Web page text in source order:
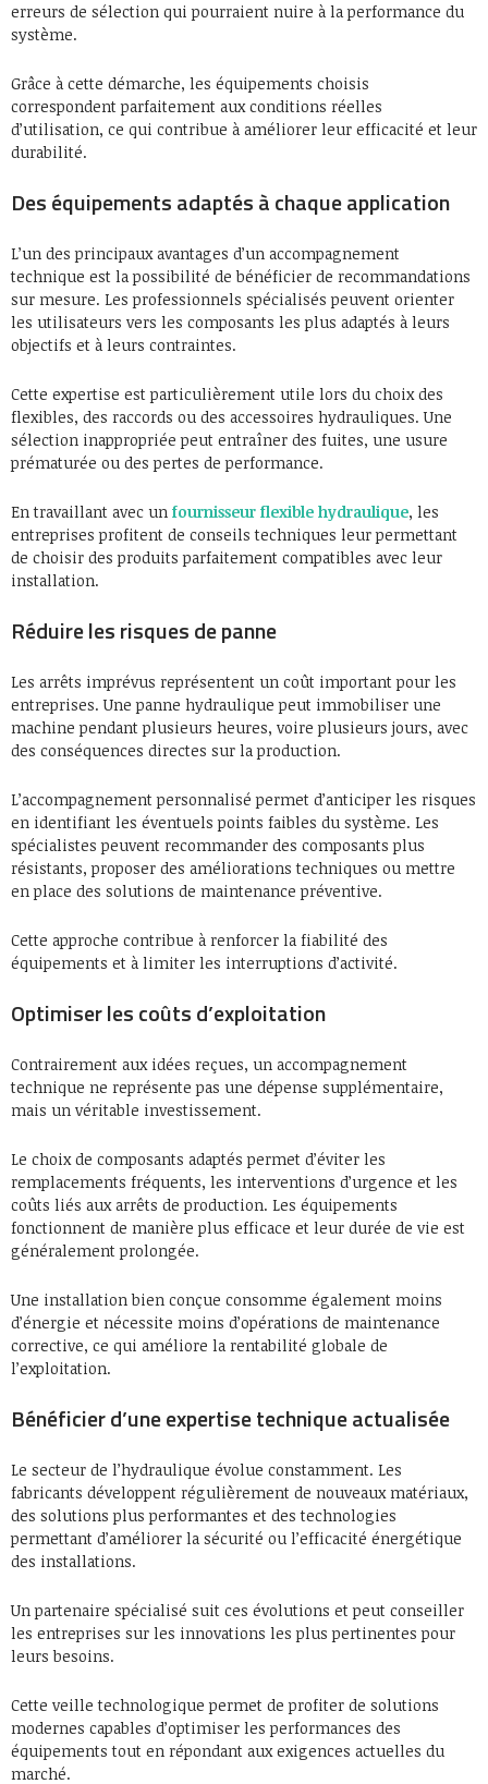
erreurs de sélection qui pourraient nuire à la performance du
système.
Grâce à cette démarche, les équipements choisis
correspondent parfaitement aux conditions réelles
d’utilisation, ce qui contribue à améliorer leur efficacité et leur
durabilité.
Des équipements adaptés à chaque application
L’un des principaux avantages d’un accompagnement
technique est la possibilité de bénéficier de recommandations
sur mesure. Les professionnels spécialisés peuvent orienter
les utilisateurs vers les composants les plus adaptés à leurs
objectifs et à leurs contraintes.
Cette expertise est particulièrement utile lors du choix des
flexibles, des raccords ou des accessoires hydrauliques. Une
sélection inappropriée peut entraîner des fuites, une usure
prématurée ou des pertes de performance.
En travaillant avec un fournisseur flexible hydraulique, les
entreprises profitent de conseils techniques leur permettant
de choisir des produits parfaitement compatibles avec leur
installation.
Réduire les risques de panne
Les arrêts imprévus représentent un coût important pour les
entreprises. Une panne hydraulique peut immobiliser une
machine pendant plusieurs heures, voire plusieurs jours, avec
des conséquences directes sur la production.
L’accompagnement personnalisé permet d’anticiper les risques
en identifiant les éventuels points faibles du système. Les
spécialistes peuvent recommander des composants plus
résistants, proposer des améliorations techniques ou mettre
en place des solutions de maintenance préventive.
Cette approche contribue à renforcer la fiabilité des
équipements et à limiter les interruptions d’activité.
Optimiser les coûts d’exploitation
Contrairement aux idées reçues, un accompagnement
technique ne représente pas une dépense supplémentaire,
mais un véritable investissement.
Le choix de composants adaptés permet d’éviter les
remplacements fréquents, les interventions d’urgence et les
coûts liés aux arrêts de production. Les équipements
fonctionnent de manière plus efficace et leur durée de vie est
généralement prolongée.
Une installation bien conçue consomme également moins
d’énergie et nécessite moins d’opérations de maintenance
corrective, ce qui améliore la rentabilité globale de
l’exploitation.
Bénéficier d’une expertise technique actualisée
Le secteur de l’hydraulique évolue constamment. Les
fabricants développent régulièrement de nouveaux matériaux,
des solutions plus performantes et des technologies
permettant d’améliorer la sécurité ou l’efficacité énergétique
des installations.
Un partenaire spécialisé suit ces évolutions et peut conseiller
les entreprises sur les innovations les plus pertinentes pour
leurs besoins.
Cette veille technologique permet de profiter de solutions
modernes capables d’optimiser les performances des
équipements tout en répondant aux exigences actuelles du
marché.